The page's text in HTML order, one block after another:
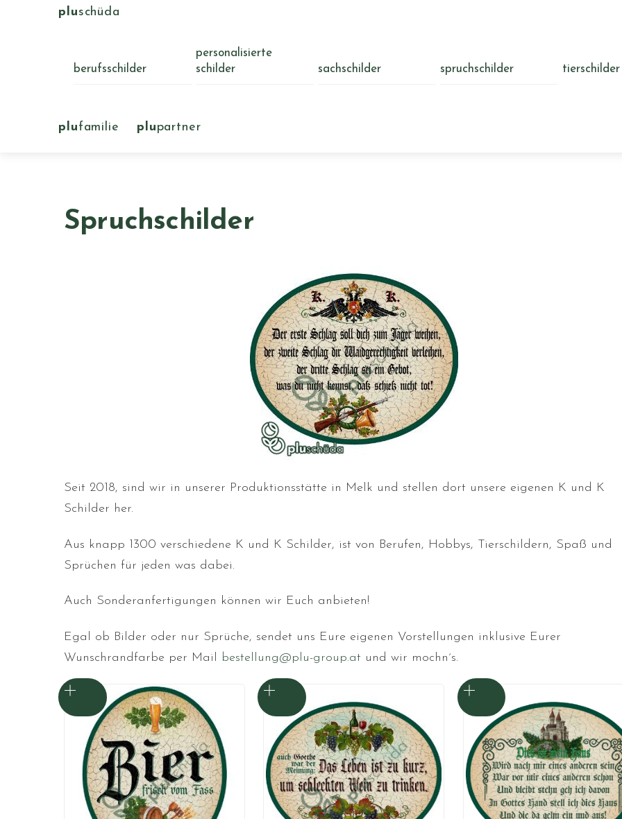
pluschüda
berufsschilder
personalisierte
schilder
sachschilder spruchschilder tierschilder
plufamilie plupartner
Spruchschilder
Seit 2018, sind wir in unserer Produktionsstätte in Melk und stellen dort unsere eigenen K und K
Schilder her.
Aus knapp 1300 verschiedene K und K Schilder, ist von Berufen, Hobbys, Tierschildern, Spaß und
Sprüchen für jeden was dabei.
Auch Sonderanfertigungen können wir Euch anbieten!
Egal ob Bilder oder nur Sprüche, sendet uns Eure eigenen Vorstellungen inklusive Eurer
Wunschrandfarbe per Mail bestellung@plu-group.at und wir mochn´s.